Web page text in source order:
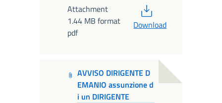
Attachment
1.44 MB format
pdf
Download
AVVISO DIRIGENTE D
EMANIO assunzione d
i un DIRIGENTE